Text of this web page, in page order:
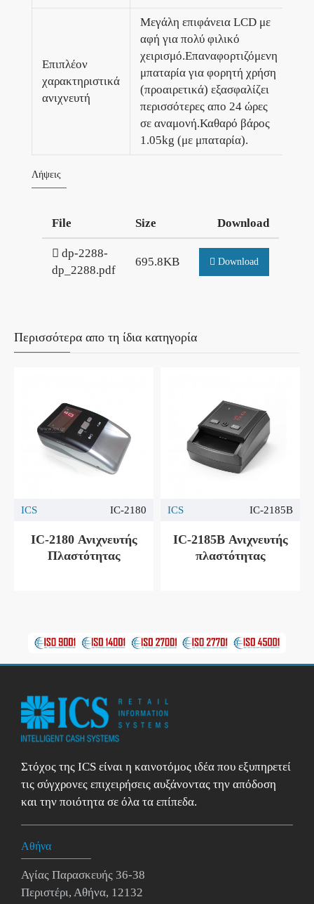
Επιπλέον
χαρακτηριστικά
ανιχνευτή
Μεγάλη επιφάνεια LCD με
αφή για πολύ φιλικό
χειρισμό.Επαναφορτιζόμενη
μπαταρία για φορητή χρήση
(προαιρετικά) εξασφαλίζει
περισσότερες απο 24 ώρες
σε αναμονή.Καθαρό βάρος
1.05kg (με μπαταρία).
Λήψεις
File Size Download
dp-2288-
dp_2288.pdf
695.8KB Download
Περισσότερα απο τη ίδια κατηγορία
ICS IC-2180
IC-2180 Ανιχνευτής
Πλαστότητας
ICS IC-2185B
IC-2185B Ανιχνευτής
πλαστότητας
Στόχος της ICS είναι η καινοτόμος ιδέα που εξυπηρετεί
τις σύγχρονες επιχειρήσεις αυξάνοντας την απόδοση
και την ποιότητα σε όλα τα επίπεδα.
Αθήνα
Αγίας Παρασκευής 36-38
Περιστέρι, Αθήνα, 12132